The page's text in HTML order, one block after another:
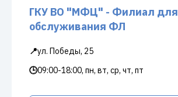
ГКУ ВО "МФЦ" - Филиал для
обслуживания ФЛ
📍ул. Победы, 25
🕒09:00-18:00, пн, вт, ср, чт, пт